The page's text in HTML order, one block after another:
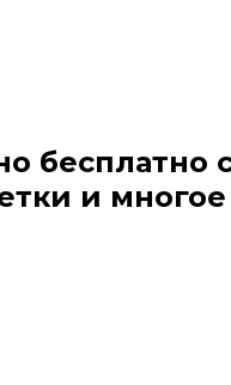
бесплатно
и многое